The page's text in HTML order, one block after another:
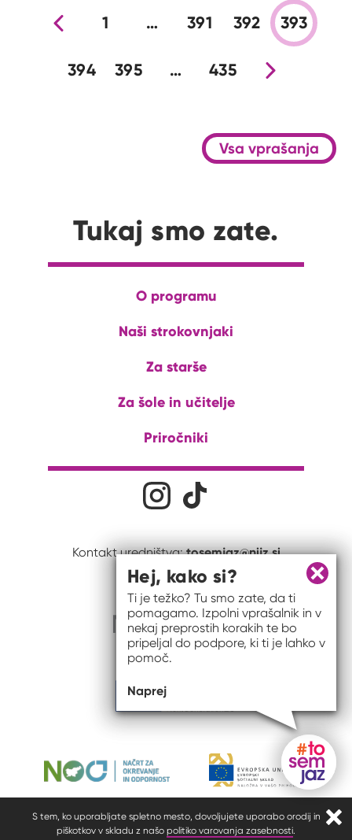
S tem, ko uporabljate spletno mesto, dovoljujete uporabo orodij in
piškotkov v skladu z našo politiko varovanja zasebnosti.
Prejšnja stran
1 … 391 392 393
394 395 … 435Nova stran
Vsa vprašanja
Tukaj smo zate.
O programu
Naši strokovnjaki
Za starše
Za šole in učitelje
Priročniki
Družabna omrežjaNa naš Instagram profil
Kontakt uredništva:tosemjaz@nijz.si
Gumb
Zapri
Hej, kako si?
Ti je težko? Tu smo zate, da ti
pomagamo. Izpolni vprašalnik in v
nekaj preprostih korakih te bo
pripeljal do podpore, ki ti je lahko v
pomoč.
Naprej